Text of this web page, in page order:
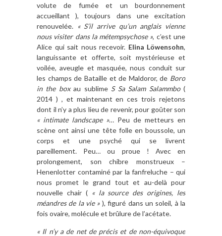
volute de fumée et un bourdonnement
accueillant ), toujours dans une excitation
renouvelée. « S’il arrive qu’un anglais vienne
nous visiter dans la métempsychose », c’est une
Alice qui sait nous recevoir. Elina Löwensohn,
languissante et offerte, soit mystérieuse et
voilée, aveugle et masquée, nous conduit sur
les champs de Bataille et de Maldoror, de Boro
in the boxau sublime S Sa Salam Salammbo(
2014 ) , et maintenant en ces trois rejetons
dont il n’y a plus lieu de revenir, pour goûter son
« intimate landscape »… Peu de metteurs en
scène ont ainsi une tête folle en boussole, un
corps et une psyché qui se livrent
pareillement. Peu… ou proue ! Avec en
prolongement, son chibre monstrueux –
Henenlotter contaminé par la fanfreluche – qui
nous promet le grand tout et au-delà pour
nouvelle chair ( « la source des origines, les
méandres de la vie »), figuré dans un soleil, à la
fois ovaire, molécule et brûlure de l’acétate.
« Il n’y a de net de précis et de non-équivoque